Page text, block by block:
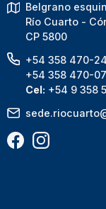
Belgrano
Río Cuarto -
CP 5800
+54 358 470-
+54 358 470-
Cel: +54 9 358